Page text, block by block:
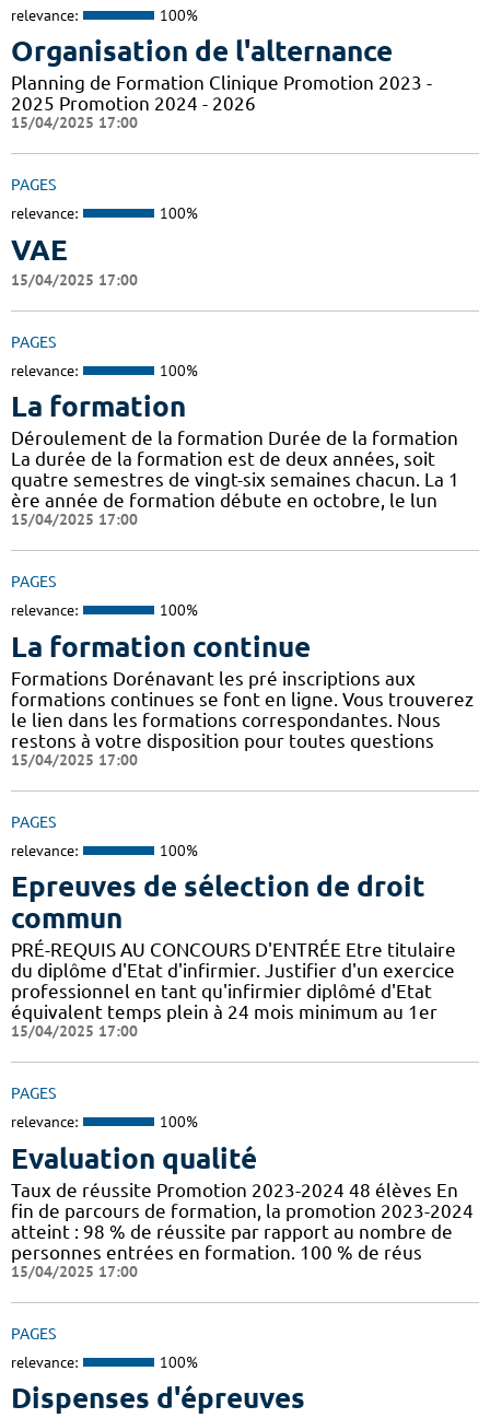
relevance: 100%
Organisation de l'alternance
Planning de Formation Clinique Promotion 2023 -
2025 Promotion 2024 - 2026
15/04/2025 17:00
PAGES
relevance: 100%
VAE
15/04/2025 17:00
PAGES
relevance: 100%
La formation
Déroulement de la formation Durée de la formation
La durée de la formation est de deux années, soit
quatre semestres de vingt-six semaines chacun. La 1
ère année de formation débute en octobre, le lun
15/04/2025 17:00
PAGES
relevance: 100%
La formation continue
Formations Dorénavant les pré inscriptions aux
formations continues se font en ligne. Vous trouverez
le lien dans les formations correspondantes. Nous
restons à votre disposition pour toutes questions
15/04/2025 17:00
PAGES
relevance: 100%
Epreuves de sélection de droit
commun
PRÉ-REQUIS AU CONCOURS D'ENTRÉE Etre titulaire
du diplôme d'Etat d'infirmier. Justifier d'un exercice
professionnel en tant qu'infirmier diplômé d'Etat
équivalent temps plein à 24 mois minimum au 1er
15/04/2025 17:00
PAGES
relevance: 100%
Evaluation qualité
Taux de réussite Promotion 2023-2024 48 élèves En
fin de parcours de formation, la promotion 2023-2024
atteint : 98 % de réussite par rapport au nombre de
personnes entrées en formation. 100 % de réus
15/04/2025 17:00
PAGES
relevance: 100%
Dispenses d'épreuves